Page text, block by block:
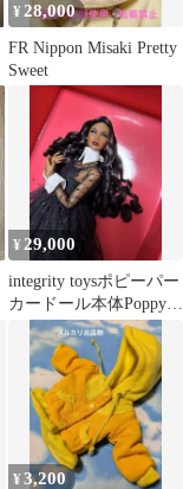
¥28,000
FR Nippon Misaki Pretty
Sweet
¥29,000
integrity toysポピーパー
カードール本体Poppy
Parker
¥3,200